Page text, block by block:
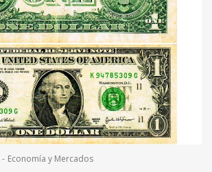
- Economía y Mercados